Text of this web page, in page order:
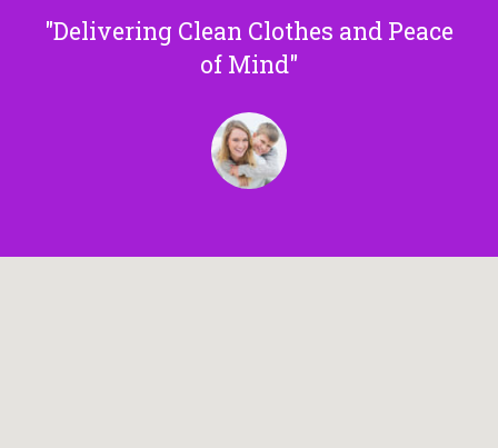
Delivering Clean Clothes and Peace
of Mind